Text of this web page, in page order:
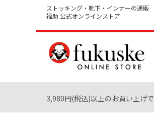
ストッキング・靴下・インナーの通販
福助 公式オンラインストア
3,980円(税込)以上のお買い上げで